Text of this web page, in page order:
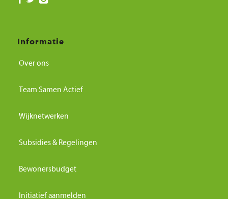
Informatie
Over ons
Team Samen Actief
Wijknetwerken
Subsidies & Regelingen
Bewonersbudget
Initiatief aanmelden